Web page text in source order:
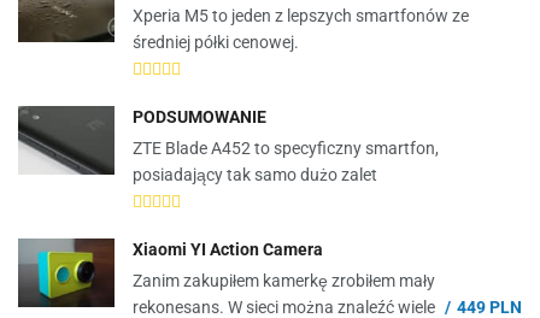
Xperia M5 to jeden z lepszych smartfonów ze
średniej półki cenowej.
PODSUMOWANIE
ZTE Blade A452 to specyficzny smartfon,
posiadający tak samo dużo zalet
Xiaomi YI Action Camera
Zanim zakupiłem kamerkę zrobiłem mały
rekonesans. W sieci można znaleźć wiele
449 PLN